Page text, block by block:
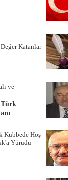
Katanlar
ve
Türk
Kubbede Hoş
Yürüdü